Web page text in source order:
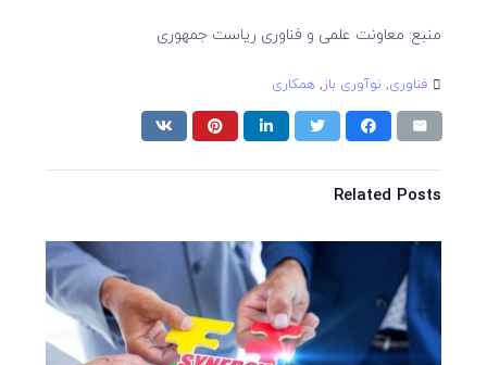
منبع: معاونت علمی و فناوری ریاست جمهوری
فناوری, نوآوری باز,همکاری
Related Posts